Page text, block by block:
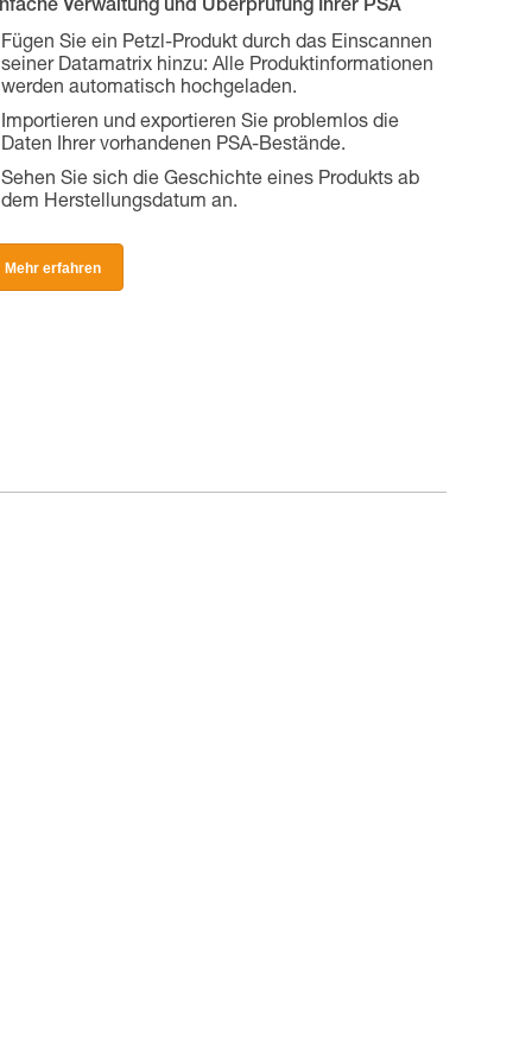
Verwaltung und Überprüfung Ihrer PSA
Fügen Sie ein Petzl-Produkt durch das Einscannen
seiner Datamatrix hinzu: Alle Produktinformationen
werden automatisch hochgeladen.
Importieren und exportieren Sie problemlos die
Daten Ihrer vorhandenen PSA-Bestände.
Sehen Sie sich die Geschichte eines Produkts ab
dem Herstellungsdatum an.
Mehr erfahren